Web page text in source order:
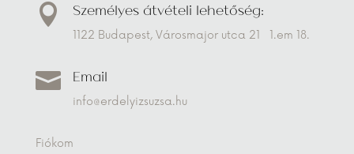
 Személyes átvételi lehetőség:
1122 Budapest, Városmajor utca 21 1.em 18.
 Email
info@erdelyizsuzsa.hu
Fiókom